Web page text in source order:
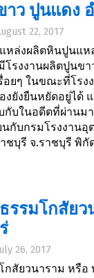
าว ปูนแดง
22, 2017
หล่งผลิตหินปูนแ
รงงานผลิตปูนขา
อยๆ ในขณะที่โร
ยังยืนหยัดอยู่ได้
กับในอดีตที่ผ่านม
กับกรมโรงงานอุ
ชบุรี จ.ราชบุรี พิกั
รรมโกสัยว
26, 2017
สัยวนาราม หรือ